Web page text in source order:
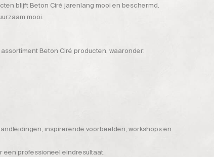
blijft Beton Ciré jarenlang mooi en beschermd.
mooi.
Beton Ciré producten, waaronder:
inspirerende voorbeelden, workshops en
een professioneel eindresultaat.